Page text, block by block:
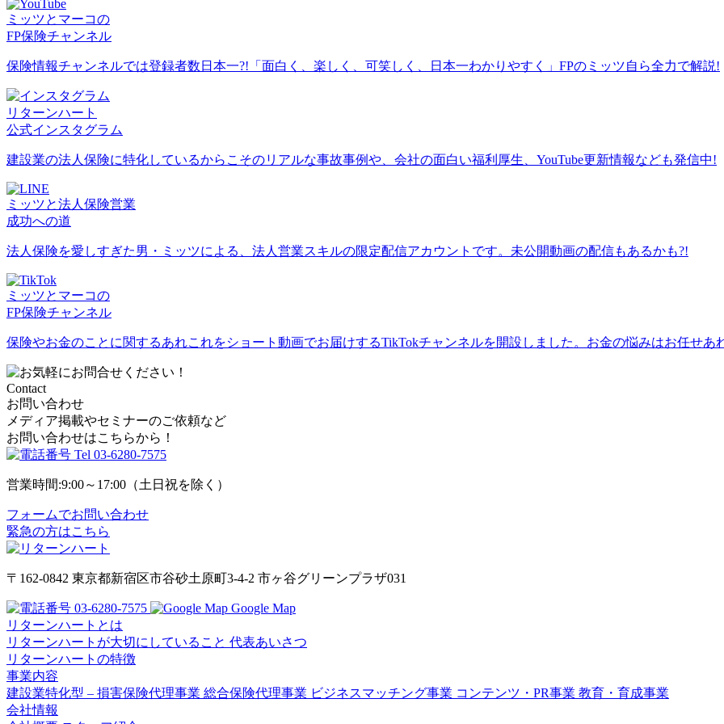
ミッツとマーコの
FP保険チャンネル
保険情報チャンネルでは登録者数日本一?!「面白く、楽しく、可笑しく、日本一わかりやすく」FPのミッツ自ら全力で解説!
リターンハート
公式インスタグラム
建設業の法人保険に特化しているからこそのリアルな事故事例や、会社の面白い福利厚生、YouTube更新情報なども発信中!
ミッツと法人保険営業
成功への道
法人保険を愛しすぎた男・ミッツによる、法人営業スキルの限定配信アカウントです。未公開動画の配信もあるかも?!
ミッツとマーコの
FP保険チャンネル
保険やお金のことに関するあれこれをショート動画でお届けするTikTokチャンネルを開設しました。お金の悩みはお任せあ
Contact
お問い合わせ
メディア掲載やセミナーのご依頼など
お問い合わせはこちらから！
Tel 03-6280-7575
営業時間:9:00～17:00（土日祝を除く）
フォームでお問い合わせ
緊急の方はこちら
〒162-0842 東京都新宿区市谷砂土原町3-4-2 市ヶ谷グリーンプラザ031
03-6280-7575
Google Map
リターンハートとは
リターンハートが大切にしていること 代表あいさつ
リターンハートの特徴
事業内容
建設業特化型 – 損害保険代理事業 総合保険代理事業 ビジネスマッチング事業 コンテンツ・PR事業 教育・育成事業
会社情報